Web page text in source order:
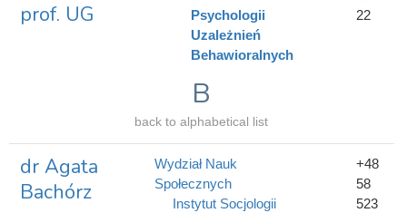
prof. UG
22
Psychologii
Uzależnień
Behawioralnych
B
back to alphabetical list
dr Agata
Bachórz
+48
58
523
Wydział Nauk
Społecznych
Instytut Socjologii